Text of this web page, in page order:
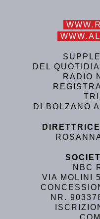
DEL
RADIO
DI BOLZANO
NBC
VIA MOLINI
NR.